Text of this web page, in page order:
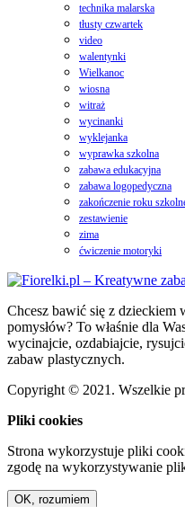
technika malarska
tłusty czwartek
video
walentynki
Wielkanoc
wiosna
witraż
wycinanki
wyklejanka
wyprawka szkolna
zabawa edukacyjna
zabawa logopedyczna
zakończenie roku
zestawienie
zima
ćwiczenie motoryki
Chcesz bawić się z dzieckiem
pomysłów? To właśnie dla
wycinajcie, ozdabiajcie,
zabaw plastycznych.
Copyright © 2021. Wszelkie
Pliki cookies
Strona wykorzystuje pliki
zgodę na wykorzystywanie
OK, rozumiem